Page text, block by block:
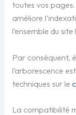
toutes vos
améliore
l’ensemble du
Par conséquent,
l’arborescence
techniques sur le
La compatibilité